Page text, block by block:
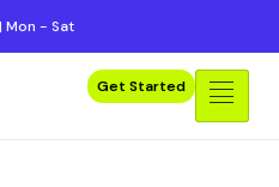
- Sat
Get Started